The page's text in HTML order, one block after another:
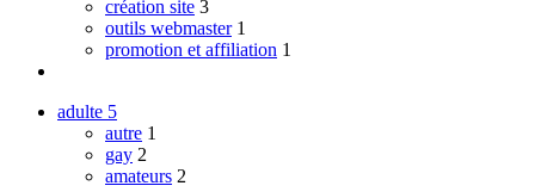
création site 3
outils webmaster 1
promotion et affiliation 1
adulte 5
autre 1
gay 2
amateurs 2